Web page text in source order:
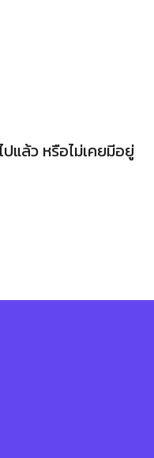
แล้ว หรือไม่เคยมีอยู่